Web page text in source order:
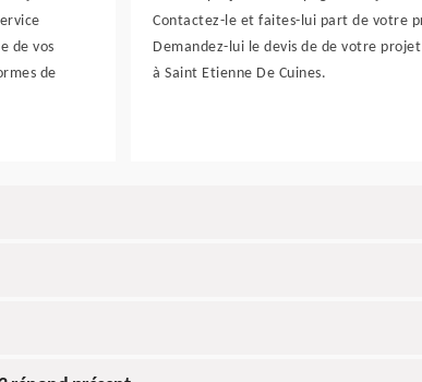
de vos
de
Contactez-le et faites-lui part de votre
Demandez-lui le devis de de votre projet
à Saint Etienne De Cuines.